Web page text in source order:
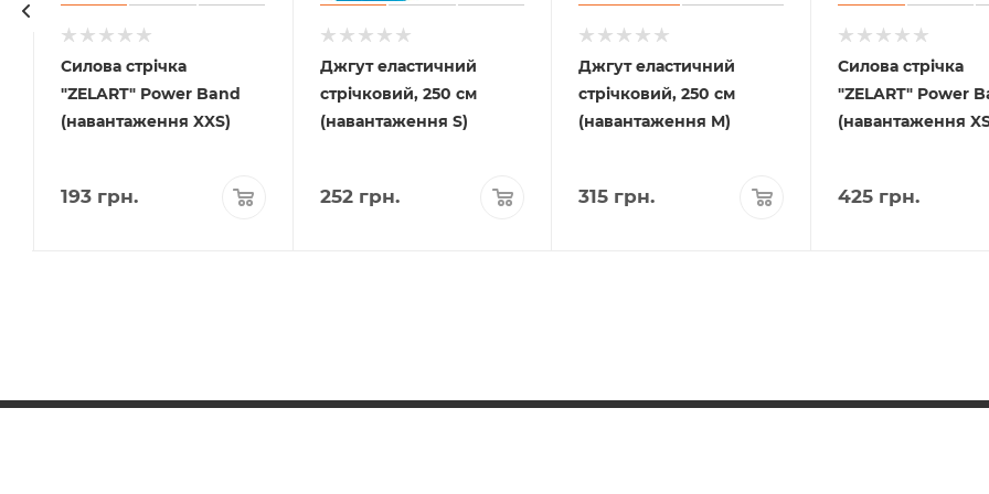
Силова стрічка
"ZELART" Power Band
(навантаження XXS)
193грн.
Джгут еластичний
стрічковий, 250 см
(навантаження S)
252грн.
Джгут еластичний
стрічковий, 250 см
(навантаження M)
315 грн.
Силова стрічка
"ZELART" Power
(навантаження
425 грн.